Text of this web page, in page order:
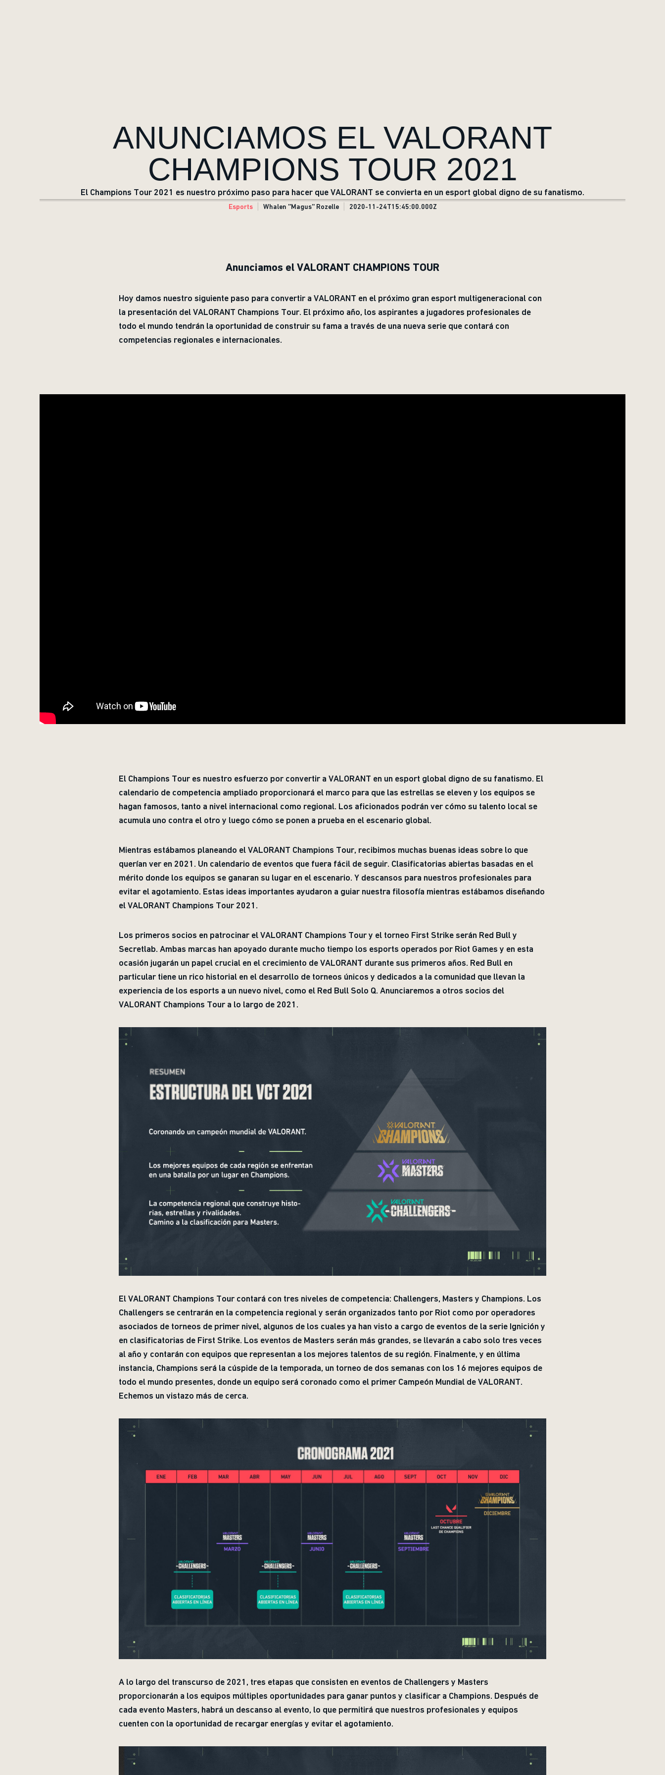
ANUNCIAMOS EL VALORANT
CHAMPIONS TOUR 2021
El Champions Tour 2021 es nuestro próximo paso para hacer que VALORANT se convierta en un esport global digno de su fanatismo.
Esports Whalen ''Magus'' Rozelle 2020-11-24T15:45:00.000Z
Anunciamos el VALORANT CHAMPIONS TOUR
Hoy damos nuestro siguiente paso para convertir a VALORANT en el próximo gran esport multigeneracional con
la presentación del VALORANT Champions Tour. El próximo año, los aspirantes a jugadores profesionales de
todo el mundo tendrán la oportunidad de construir su fama a través de una nueva serie que contará con
competencias regionales e internacionales.
El Champions Tour es nuestro esfuerzo por convertir a VALORANT en un esport global digno de su fanatismo. El
calendario de competencia ampliado proporcionará el marco para que las estrellas se eleven y los equipos se
hagan famosos, tanto a nivel internacional como regional. Los aficionados podrán ver cómo su talento local se
acumula uno contra el otro y luego cómo se ponen a prueba en el escenario global.
Mientras estábamos planeando el VALORANT Champions Tour, recibimos muchas buenas ideas sobre lo que
querían ver en 2021. Un calendario de eventos que fuera fácil de seguir. Clasificatorias abiertas basadas en el
mérito donde los equipos se ganaran su lugar en el escenario. Y descansos para nuestros profesionales para
evitar el agotamiento. Estas ideas importantes ayudaron a guiar nuestra filosofía mientras estábamos diseñando
el VALORANT Champions Tour 2021.
Los primeros socios en patrocinar el VALORANT Champions Tour y el torneo First Strike serán Red Bull y
Secretlab. Ambas marcas han apoyado durante mucho tiempo los esports operados por Riot Games y en esta
ocasión jugarán un papel crucial en el crecimiento de VALORANT durante sus primeros años. Red Bull en
particular tiene un rico historial en el desarrollo de torneos únicos y dedicados a la comunidad que llevan la
experiencia de los esports a un nuevo nivel, como el Red Bull Solo Q. Anunciaremos a otros socios del
VALORANT Champions Tour a lo largo de 2021.
El VALORANT Champions Tour contará con tres niveles de competencia: Challengers, Masters y Champions. Los
Challengers se centrarán en la competencia regional y serán organizados tanto por Riot como por operadores
asociados de torneos de primer nivel, algunos de los cuales ya han visto a cargo de eventos de la serie Ignición y
en clasificatorias de First Strike. Los eventos de Masters serán más grandes, se llevarán a cabo solo tres veces
al año y contarán con equipos que representan a los mejores talentos de su región. Finalmente, y en última
instancia, Champions será la cúspide de la temporada, un torneo de dos semanas con los 16 mejores equipos de
todo el mundo presentes, donde un equipo será coronado como el primer Campeón Mundial de VALORANT.
Echemos un vistazo más de cerca.
A lo largo del transcurso de 2021, tres etapas que consisten en eventos de Challengers y Masters
proporcionarán a los equipos múltiples oportunidades para ganar puntos y clasificar a Champions. Después de
cada evento Masters, habrá un descanso al evento, lo que permitirá que nuestros profesionales y equipos
cuenten con la oportunidad de recargar energías y evitar el agotamiento.